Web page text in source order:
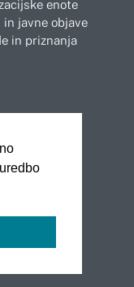
enote
in javne objave
in priznanja